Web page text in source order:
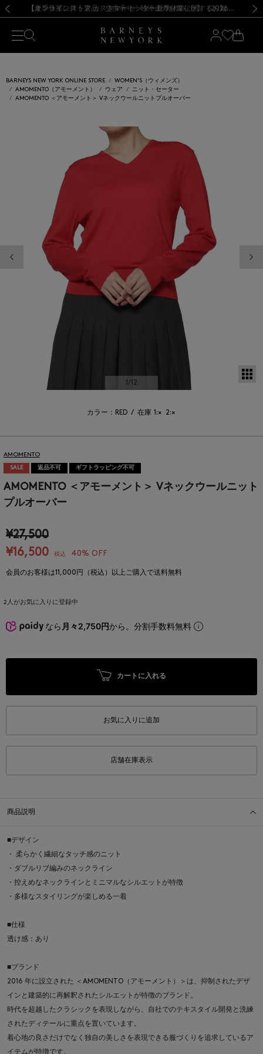
新規登録のお客様も対象！＜MY BARNEYS＞会員のお客様は11,000円（税込）以上のお買上げで常時送料無料！お買い物の際は会員登録を！
【夏季休業に伴う出荷一時停止のお知らせ】(2026.8.7) 【オンラインストア カスタマーセンター夏季休業に関するお知らせ】（2026.8.7）【夏季休業に伴う返品・交換承り一時停止のお知らせ】（2026.8.5）
熊本県を中心とした地震の影響によるお荷物のお届けについて
【開催中】SUMMER SALEのご案内・ご注意事項 新規登録のお客様も対象！＜MY BARNEYS＞会員のお客様は11,000円（税込）以上のお買上げで常時送料無料！お買い物の際は会員登録を！
【夏季休業に伴う出荷一時停止のお知らせ】(2026.8.7)
BARNEYS NEW YORK ONLINE STORE
WOMEN'S（ウィメンズ）
AMOMENTO（アモーメント）
ウェア
ニット・セーター
AMOMENTO ＜アモーメント＞ Vネックウールニットプルオーバー
1/12
カラー：RED / 在庫 1:× 2:×
AMOMENTO
SALE 返品不可 ギフトラッピング不可
AMOMENTO ＜アモーメント＞ Vネックウールニット
プルオーバー
¥27,500
¥16,500
税込 40% OFF
会員のお客様は11,000円（税込）以上ご購入で送料無料
2 人がお気に入りに登録中
なら 月々2,750円から。分割手数料無料
カートに入れる
お気に入りに追加
店舗在庫表示
商品説明
■デザイン
・ 柔らかく繊細なタッチ感のニット
・ダブルリブ編みのネックライン
・控えめなネックラインとミニマルなシルエットが特徴
・多様なスタイリングが楽しめる一着
■仕様
透け感：あり
■ブランド
2016 年に設立された ＜AMOMENTO（アモーメント）＞は、抑制されたデザ
インと建築的に再解釈されたシルエットが特徴のブランド。
時代を超越したクラシックを表現しながら、自社でのテキスタイル開発と洗練
されたディテールに重点を置いています。
着心地の良さだけでなく独自の美しさを表現できる服づくりを追求しているア
イテムが特徴です。